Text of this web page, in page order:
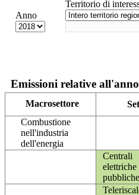
Anno
Territorio di
Emissioni relative
Macrosettore
Combustione
nell'industria
dell'energia
Centrali
elettriche
pubbliche